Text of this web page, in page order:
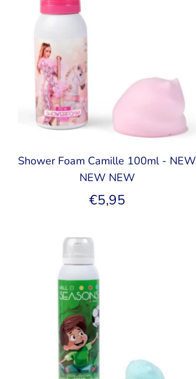
Shower Foam Camille 100ml - NEW
NEW NEW
€5,95